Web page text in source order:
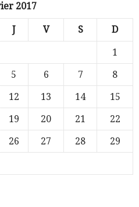
2017
J V S D
1
5 6 7
8
12 13 14
15
19 20 21
22
26 27 28
29